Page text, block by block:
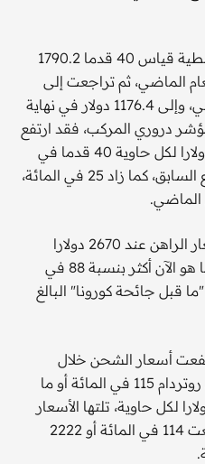
وبلغت تكلفة شحن الحاوية النمطية قياس 40 قدما 1790.2
الماضي، ثم تراجعت إلى
1277.2 دولار في نهاية الربع الثاني، وإلى 1176.4 دولار في نهاية
دروري المركب، فقد ارتفع
61 في المائة ليصل إلى 2670 دولارا لكل حاوية 40 قدما في
الأسبوع الحالي، مقارنة بالأسبوع السابق، كما زاد 25 في المائة،
الماضي.
وأظهر المؤشر أن مستوى الأسعار الراهن عند 2670 دولارا
للحاوية النمطية قياس 40 قدما هو الآن أكثر بنسبة 88 في
المائة من متوسط أسعار 2019 "ما قبل جائحة كورونا" البالغ
أسعار الشحن خلال
الأسبوع الراهن من شنغهاي إلى روتردام 115 في المائة أو ما
1910 دولارات إلى 3577 دولارا لكل حاوية، تلتها الأسعار
من شنغهاي إلى جنوا التي ارتفعت 114 في المائة أو 2222